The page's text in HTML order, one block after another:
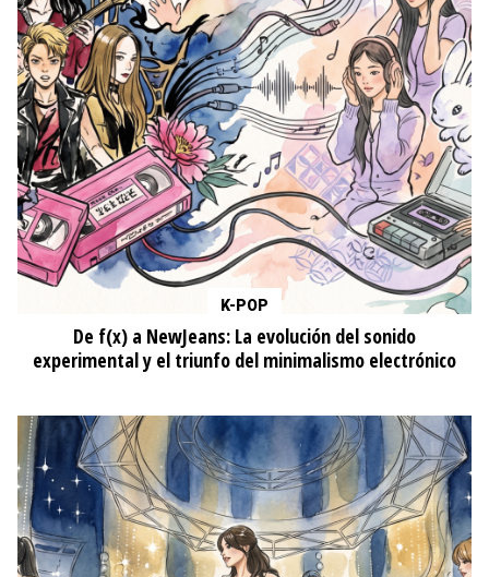
K-POP
De f(x) a NewJeans: La evolución del sonido
experimental y el triunfo del minimalismo electrónico